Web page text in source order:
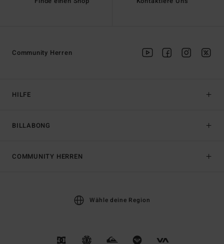
HILFE
BILLABONG
Community Herren
COMMUNITY HERREN
Wähle deine Region